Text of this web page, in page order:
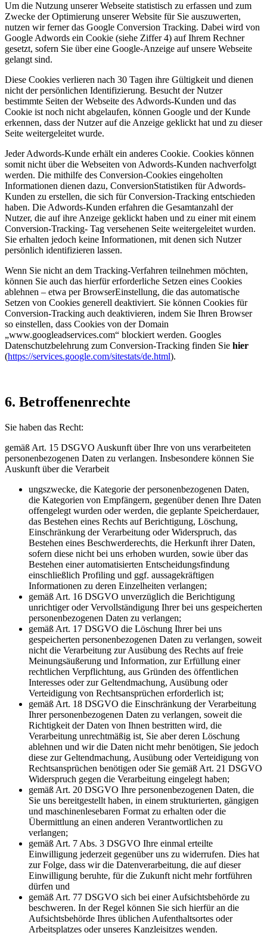
Um die Nutzung unserer Webseite statistisch zu erfassen und zum
Zwecke der Optimierung unserer Website für Sie auszuwerten,
nutzen wir ferner das Google Conversion Tracking. Dabei wird von
Google Adwords ein Cookie (siehe Ziffer 4) auf Ihrem Rechner
gesetzt, sofern Sie über eine Google-Anzeige auf unsere Webseite
gelangt sind.
Diese Cookies verlieren nach 30 Tagen ihre Gültigkeit und dienen
nicht der persönlichen Identifizierung. Besucht der Nutzer
bestimmte Seiten der Webseite des Adwords-Kunden und das
Cookie ist noch nicht abgelaufen, können Google und der Kunde
erkennen, dass der Nutzer auf die Anzeige geklickt hat und zu dieser
Seite weitergeleitet wurde.
Jeder Adwords-Kunde erhält ein anderes Cookie. Cookies können
somit nicht über die Webseiten von Adwords-Kunden nachverfolgt
werden. Die mithilfe des Conversion-Cookies eingeholten
Informationen dienen dazu, ConversionStatistiken für Adwords-
Kunden zu erstellen, die sich für Conversion-Tracking entschieden
haben. Die Adwords-Kunden erfahren die Gesamtanzahl der
Nutzer, die auf ihre Anzeige geklickt haben und zu einer mit einem
Conversion-Tracking- Tag versehenen Seite weitergeleitet wurden.
Sie erhalten jedoch keine Informationen, mit denen sich Nutzer
persönlich identifizieren lassen.
Wenn Sie nicht an dem Tracking-Verfahren teilnehmen möchten,
können Sie auch das hierfür erforderliche Setzen eines Cookies
ablehnen – etwa per BrowserEinstellung, die das automatische
Setzen von Cookies generell deaktiviert. Sie können Cookies für
Conversion-Tracking auch deaktivieren, indem Sie Ihren Browser
so einstellen, dass Cookies von der Domain
„www.googleadservices.com“ blockiert werden. Googles
Datenschutzbelehrung zum Conversion-Tracking finden Sie hier
(https://services.google.com/sitestats/de.html).
6. Betroffenenrechte
Sie haben das Recht:
gemäß Art. 15 DSGVO Auskunft über Ihre von uns verarbeiteten
personenbezogenen Daten zu verlangen. Insbesondere können Sie
Auskunft über die Verarbeit
ungszwecke, die Kategorie der personenbezogenen Daten,
die Kategorien von Empfängern, gegenüber denen Ihre Daten
offengelegt wurden oder werden, die geplante Speicherdauer,
das Bestehen eines Rechts auf Berichtigung, Löschung,
Einschränkung der Verarbeitung oder Widerspruch, das
Bestehen eines Beschwerderechts, die Herkunft ihrer Daten,
sofern diese nicht bei uns erhoben wurden, sowie über das
Bestehen einer automatisierten Entscheidungsfindung
einschließlich Profiling und ggf. aussagekräftigen
Informationen zu deren Einzelheiten verlangen;
gemäß Art. 16 DSGVO unverzüglich die Berichtigung
unrichtiger oder Vervollständigung Ihrer bei uns gespeicherten
personenbezogenen Daten zu verlangen;
gemäß Art. 17 DSGVO die Löschung Ihrer bei uns
gespeicherten personenbezogenen Daten zu verlangen, soweit
nicht die Verarbeitung zur Ausübung des Rechts auf freie
Meinungsäußerung und Information, zur Erfüllung einer
rechtlichen Verpflichtung, aus Gründen des öffentlichen
Interesses oder zur Geltendmachung, Ausübung oder
Verteidigung von Rechtsansprüchen erforderlich ist;
gemäß Art. 18 DSGVO die Einschränkung der Verarbeitung
Ihrer personenbezogenen Daten zu verlangen, soweit die
Richtigkeit der Daten von Ihnen bestritten wird, die
Verarbeitung unrechtmäßig ist, Sie aber deren Löschung
ablehnen und wir die Daten nicht mehr benötigen, Sie jedoch
diese zur Geltendmachung, Ausübung oder Verteidigung von
Rechtsansprüchen benötigen oder Sie gemäß Art. 21 DSGVO
Widerspruch gegen die Verarbeitung eingelegt haben;
gemäß Art. 20 DSGVO Ihre personenbezogenen Daten, die
Sie uns bereitgestellt haben, in einem strukturierten, gängigen
und maschinenlesebaren Format zu erhalten oder die
Übermittlung an einen anderen Verantwortlichen zu
verlangen;
gemäß Art. 7 Abs. 3 DSGVO Ihre einmal erteilte
Einwilligung jederzeit gegenüber uns zu widerrufen. Dies hat
zur Folge, dass wir die Datenverarbeitung, die auf dieser
Einwilligung beruhte, für die Zukunft nicht mehr fortführen
dürfen und
gemäß Art. 77 DSGVO sich bei einer Aufsichtsbehörde zu
beschweren. In der Regel können Sie sich hierfür an die
Aufsichtsbehörde Ihres üblichen Aufenthaltsortes oder
Arbeitsplatzes oder unseres Kanzleisitzes wenden.